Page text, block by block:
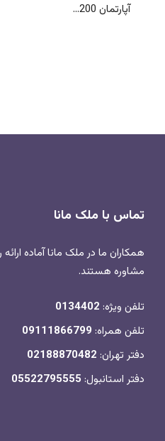
آپارتمان 200...
تماس با ملک مانا
همکاران ما در ملک مانا آماده
مشاوره هستند.
تلفن ویژه: 0134402
تلفن همراه: 09111866799
دفتر تهران: 02188870482
دفتر استانبول: 05522795555